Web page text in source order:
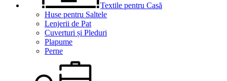
Textile pentru Casă
Huse pentru Saltele
Lenjerii de Pat
Cuverturi și Pleduri
Plapume
Perne